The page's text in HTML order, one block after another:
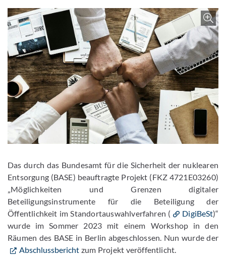
Das durch das Bundesamt für die Sicherheit der nuklearen
Entsorgung (BASE) beauftragte Projekt (FKZ 4721E03260)
„Möglichkeiten und Grenzen digitaler
Beteiligungsinstrumente für die Beteiligung der
Öffentlichkeit im Standortauswahlverfahren (
DigiBeSt)“
wurde im Sommer 2023 mit einem Workshop in den
Räumen des BASE in Berlin abgeschlossen. Nun wurde der
Abschlussbericht zum Projekt veröffentlicht.